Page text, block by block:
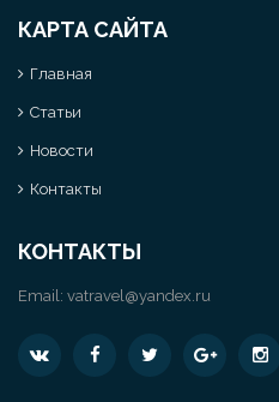
КАРТА САЙТА
Главная
Статьи
Новости
Контакты
КОНТАКТЫ
Email: vatravel@yandex.ru